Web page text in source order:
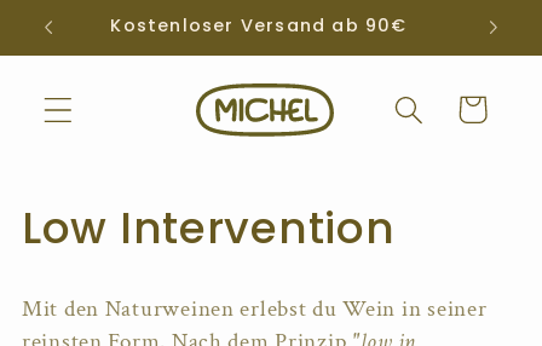
zum
Inhalt
Kostenloser Versand ab 90€
Warenkorb
K
Low Intervention
Mit den Naturweinen erlebst du Wein in seiner